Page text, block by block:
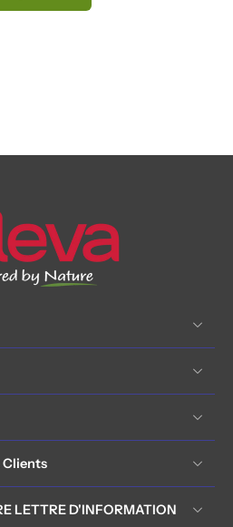
Clients
LETTRE D'INFORMATION